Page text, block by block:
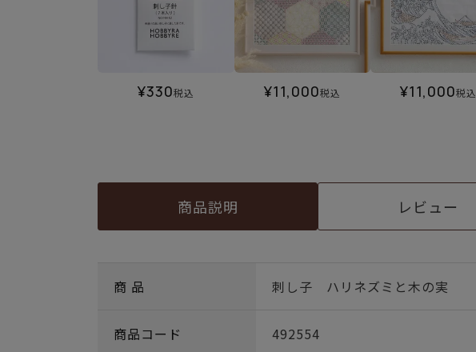
¥330税込 ¥11,000税込 ¥11,000税込
商品説明 レビュー
商 品 刺し子 ハリネズミと木の実
商品コード 492554